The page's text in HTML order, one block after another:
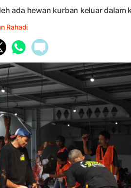
ada hewan kurban keluar dalam
Rahadi